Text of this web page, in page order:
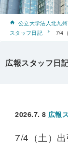
公立大学法人北九
スタッフ日記
7/4
広報スタッフ日
2026.7. 8 広報
7/4（土）